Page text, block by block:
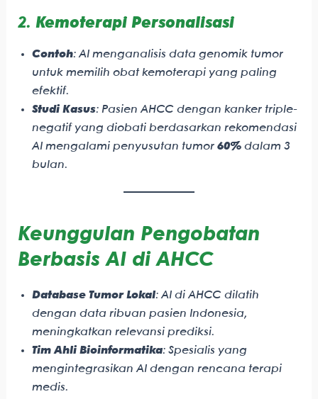
2. Kemoterapi Personalisasi
Contoh: AI menganalisis data genomik tumor
untuk memilih obat kemoterapi yang paling
efektif.
Studi Kasus: Pasien AHCC dengan kanker triple-
negatif yang diobati berdasarkan rekomendasi
AI mengalami penyusutan tumor 60%dalam 3
bulan.
Keunggulan Pengobatan
Berbasis AI di AHCC
Database Tumor Lokal: AI di AHCC dilatih
dengan data ribuan pasien Indonesia,
meningkatkan relevansi prediksi.
Tim Ahli Bioinformatika: Spesialis yang
mengintegrasikan AI dengan rencana terapi
medis.